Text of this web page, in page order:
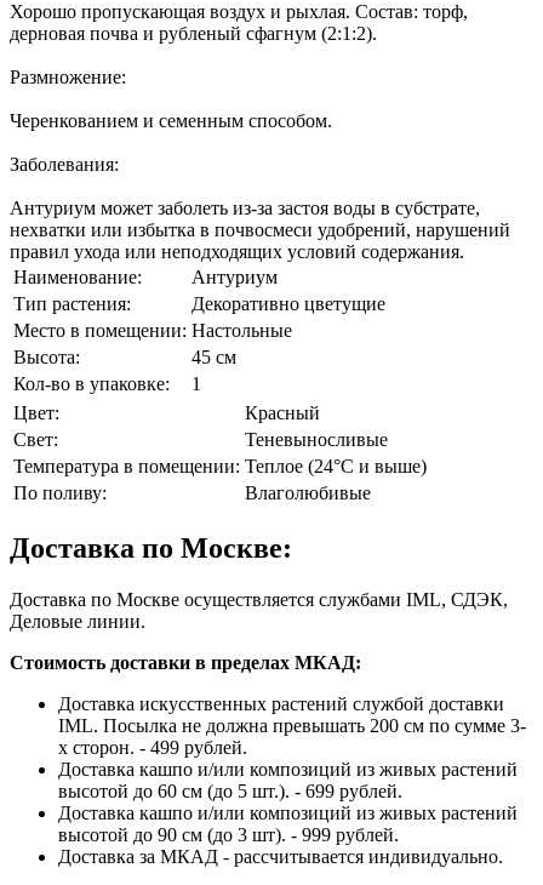
Хорошо пропускающая воздух и рыхлая. Состав: торф,
дерновая почва и рубленый сфагнум (2:1:2).
Размножение:
Черенкованием и семенным способом.
Заболевания:
Антуриум может заболеть из-за застоя воды в субстрате,
нехватки или избытка в почвосмеси удобрений, нарушений
правил ухода или неподходящих условий содержания.
Наименование:
Антуриум
Тип растения:
Декоративно цветущие
Место в помещении: Настольные
Высота:
45 см
Кол-во в упаковке:
1
Цвет:
Красный
Свет:
Теневыносливые
Температура в помещении: Теплое (24°C и выше)
По поливу:
Влаголюбивые
Доставка по Москве:
Доставка по Москве осуществляется службами IML, СДЭК,
Деловые линии.
Стоимость доставки в пределах МКАД:
Доставка искусственных растений службой доставки
IML. Посылка не должна превышать 200 см по сумме 3-
х сторон. - 499 рублей.
Доставка кашпо и/или композиций из живых растений
высотой до 60 см (до 5 шт.). - 699 рублей.
Доставка кашпо и/или композиций из живых растений
высотой до 90 см (до 3 шт). - 999 рублей.
Доставка за МКАД - рассчитывается индивидуально.